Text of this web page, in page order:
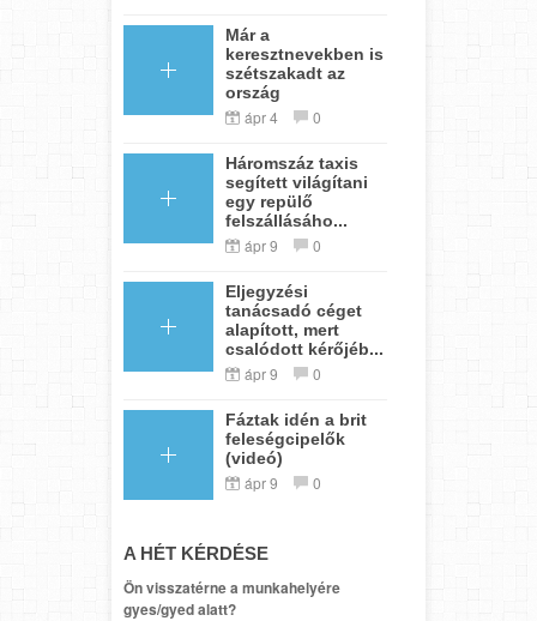
Már a
keresztnevekben is
szétszakadt az
ország
ápr 4 0
Háromszáz taxis
segített világítani
egy repülő
felszállásáho...
ápr 9 0
Eljegyzési
tanácsadó céget
alapított, mert
csalódott kérőjéb...
ápr 9 0
Fáztak idén a brit
feleségcipelők
(videó)
ápr 9 0
A HÉT KÉRDÉSE
Ön visszatérne a munkahelyére
gyes/gyed alatt?